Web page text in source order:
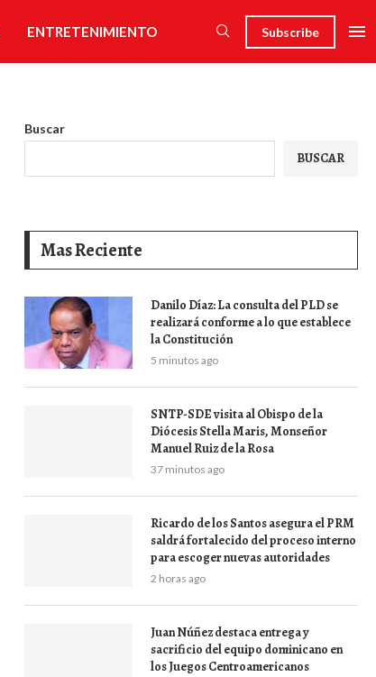
ENTRETENIMIENTO Subscribe
Buscar
BUSCAR
Mas Reciente
Danilo Díaz: La consulta del PLD se
realizará conforme a lo que establece
la Constitución
5 minutos ago
SNTP-SDE visita al Obispo de la
Diócesis Stella Maris, Monseñor
Manuel Ruiz de la Rosa
37 minutos ago
Ricardo de los Santos asegura el PRM
saldrá fortalecido del proceso interno
para escoger nuevas autoridades
2 horas ago
Juan Núñez destaca entrega y
sacrificio del equipo dominicano en
los Juegos Centroamericanos